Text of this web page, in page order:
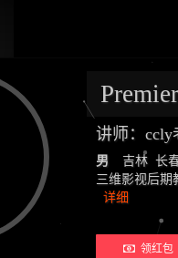
讲师：ccly
男
吉林 长
三维影视后期
详细
领红包